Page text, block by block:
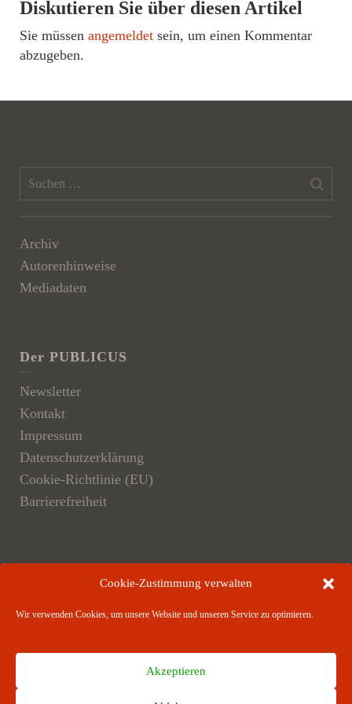
Cookie-Zustimmung verwalten
Wir verwenden Cookies, um unsere Website und unseren Service zu optimieren.
Akzeptieren
Diskutieren Sie über diesen Artikel
Sie müssen angemeldet sein, um einen Kommentar
abzugeben.
Archiv
Autorenhinweise
Mediadaten
Der PUBLICUS
Newsletter
Kontakt
Impressum
Datenschutzerklärung
Cookie-Richtlinie (EU)
Barrierefreiheit